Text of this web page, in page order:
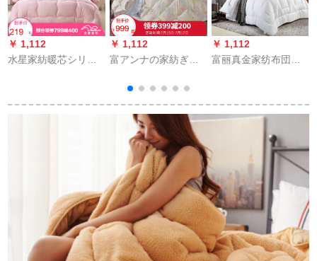
￥ 1,112
水星家紡暖芯シリズ
団冬には芯布団に抗
￥ 1,112
富アンナの家紡ぎぎ
の厚い布団に白いア
ヒの羽毛布団を芯冬
布団の伊琳娜ピンク
1.8 m(230*229 cm)
￥ 1,112
富丽真金家纺布団冬
春秋にされます。